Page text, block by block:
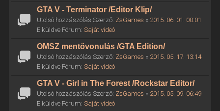
GTA V - Terminator /Editor Klip/
Utolsó hozzászólás Szerző: ZsGames « 2015. 06. 01. 00:01
Elküldve Fórum: Saját videó
OMSZ mentővonulás /GTA Edition/
Utolsó hozzászólás Szerző: ZsGames « 2015. 05. 17. 13:14
Elküldve Fórum: Saját videó
GTA V - Girl in The Forest /Rockstar Editor/
Utolsó hozzászólás Szerző: ZsGames « 2015. 05. 09. 06:49
Elküldve Fórum: Saját videó